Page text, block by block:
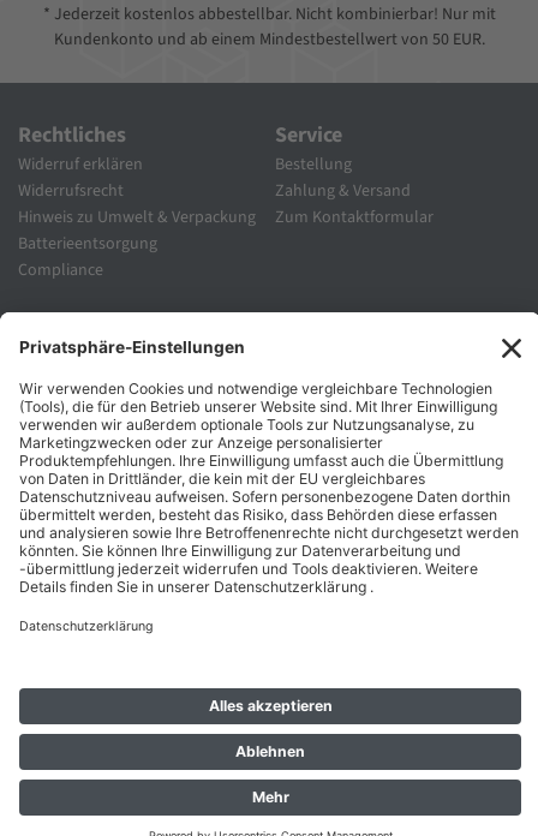
* Jederzeit kostenlos abbestellbar. Nicht kombinierbar! Nur mit
Kundenkonto und ab einem Mindestbestellwert von 50 EUR.
Rechtliches
Widerruf erklären
Widerrufsrecht
Hinweis zu Umwelt & Verpackung
Batterieentsorgung
Compliance
Service
Bestellung
Zahlung & Versand
Zum Kontaktformular
Unternehmen
Karriere
Zahlungsarten
Schnelle Lieferung
Versandkostenfrei ab 50€
Datenschutz Impressum